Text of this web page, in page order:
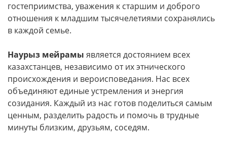
гостеприимства, уважения к старшим и доброго
отношения к младшим тысячелетиями сохранялись
в каждой семье.
Наурыз мейрамы является достоянием всех
казахстанцев, независимо от их этнического
происхождения и вероисповедания. Нас всех
объединяют единые устремления и энергия
созидания. Каждый из нас готов поделиться самым
ценным, разделить радость и помочь в трудные
минуты близким, друзьям, соседям.